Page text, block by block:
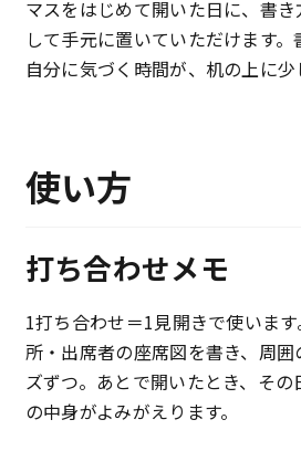
マスをはじめて開いた日に、書
して手元に置いていただけます
自分に気づく時間が、机の上に少
使い方
打ち合わせメモ
1打ち合わせ＝1見開きで使いま
所・出席者の座席図を書き、周
ズずつ。あとで開いたとき、そ
の中身がよみがえります。